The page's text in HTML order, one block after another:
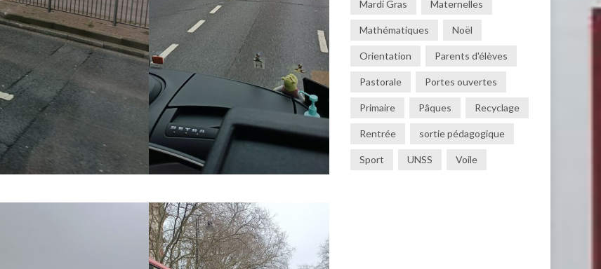
Mardi Gras Maternelles
Mathématiques Noël
Orientation Parents d'élèves
Pastorale Portes ouvertes
Primaire Pâques Recyclage
Rentrée sortie pédagogique
Sport UNSS Voile